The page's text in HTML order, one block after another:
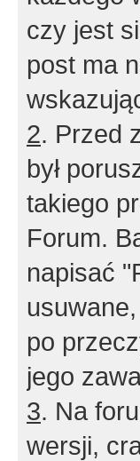
czy jest
post ma
2. Przed
był
takiego
Forum.
napisać
po
jego
3. Na
wersji,